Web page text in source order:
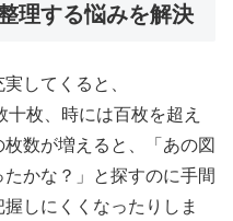
理する悩みを解決
してくると、
枚、時には百枚を超え
数が増えると、「あの図
かな？」と探すのに手間
しにくくなったりしま